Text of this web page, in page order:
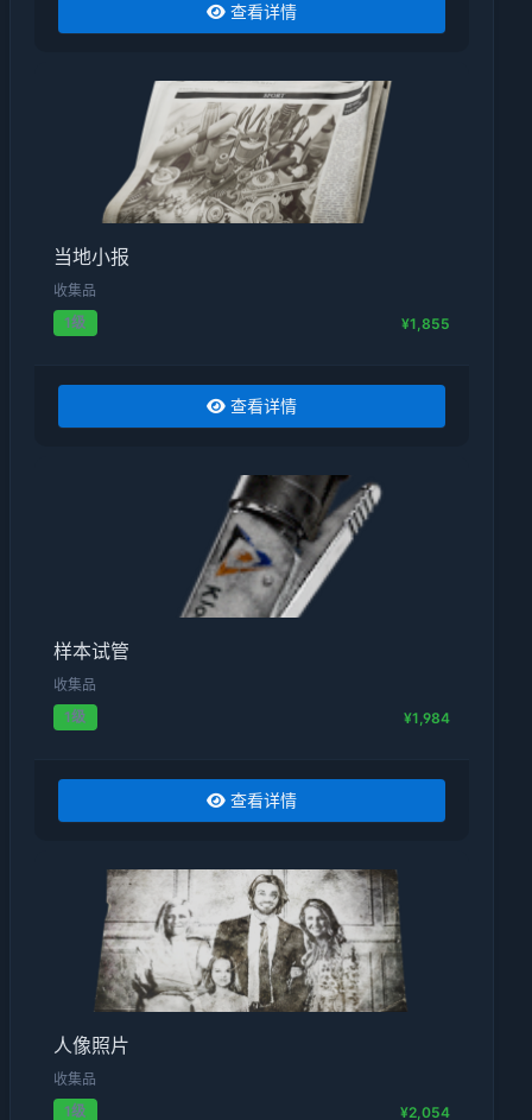
查看详情
当地小报
收集品
1级
¥1,855
查看详情
样本试管
收集品
1级
¥1,984
查看详情
人像照片
收集品
1级
¥2,054